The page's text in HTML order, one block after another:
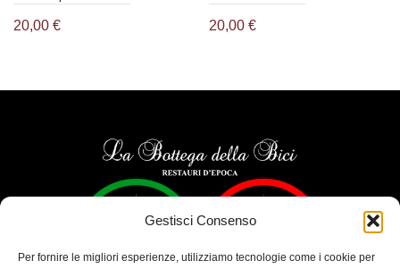
Gestisci Consenso
Per fornire le migliori esperienze, utilizziamo tecnologie come i cookie per
20,00 € 20,00 €